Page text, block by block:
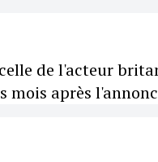
de l'acteur
mois après